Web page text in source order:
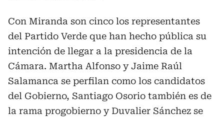
Con Miranda son cinco los representantes
del Partido Verde que han hecho pública su
intención de llegar a la presidencia de la
Cámara. Martha Alfonso y Jaime Raúl
Salamanca se perfilan como los candidatos
del Gobierno, Santiago Osorio también es de
la rama progobierno y Duvalier Sánchez se